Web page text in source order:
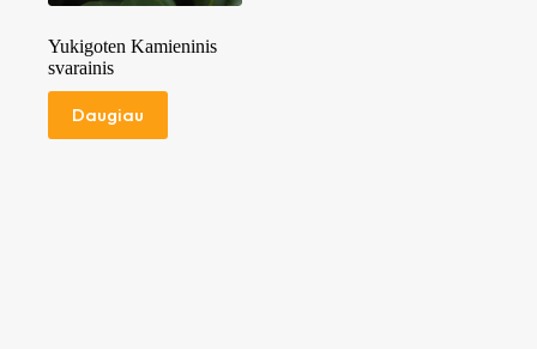
Yukigoten Kamieninis
svarainis
Daugiau